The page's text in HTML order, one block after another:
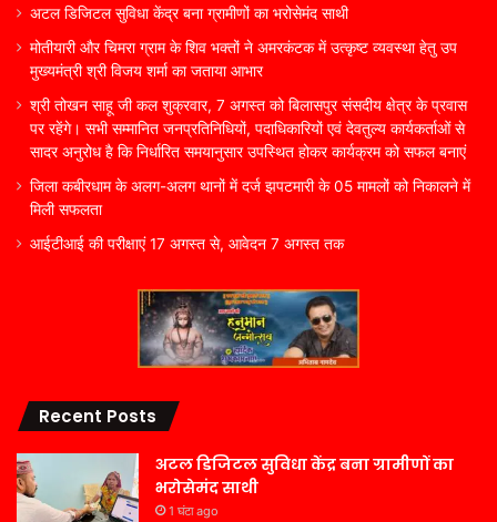
अटल डिजिटल सुविधा केंद्र बना ग्रामीणों का भरोसेमंद साथी
मोतीयारी और चिमरा ग्राम के शिव भक्तों ने अमरकंटक में उत्कृष्ट व्यवस्था हेतु उप
मुख्यमंत्री श्री विजय शर्मा का जताया आभार
श्री तोखन साहू जी कल शुक्रवार, 7 अगस्त को बिलासपुर संसदीय क्षेत्र के प्रवास
पर रहेंगे। सभी सम्मानित जनप्रतिनिधियों, पदाधिकारियों एवं देवतुल्य कार्यकर्ताओं से
सादर अनुरोध है कि निर्धारित समयानुसार उपस्थित होकर कार्यक्रम को सफल बनाएं
जिला कबीरधाम के अलग-अलग थानों में दर्ज झपटमारी के 05 मामलों को निकालने में
मिली सफलता
आईटीआई की परीक्षाएं 17 अगस्त से, आवेदन 7 अगस्त तक
Recent Posts
अटल डिजिटल सुविधा केंद्र बना ग्रामीणों का
भरोसेमंद साथी
1 घंटा ago